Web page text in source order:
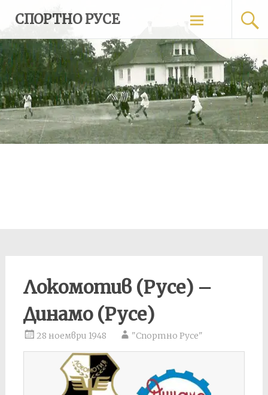
content
СПОРТНО РУСЕ
Локомотив (Русе) –
Динамо (Русе)
28 ноември 1948 "Спортно Русе"